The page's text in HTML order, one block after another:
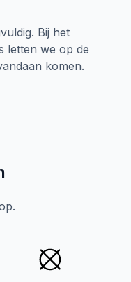
Bij het
letten we op de
komen.